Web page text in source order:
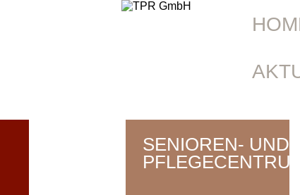
SENIOREN- UND
PFLEGECENTRUM